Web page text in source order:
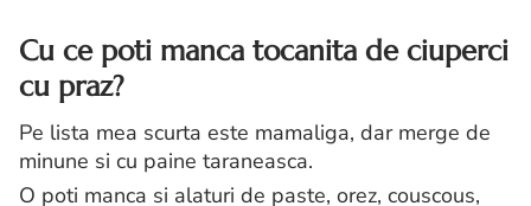
Cu ce poti manca tocanita de ciuperci
cu praz?
Pe lista mea scurta este mamaliga, dar merge de
minune si cu paine taraneasca.
O poti manca si alaturi de paste, orez, couscous,